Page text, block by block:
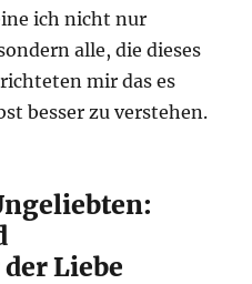
ich nicht nur
alle, die dieses
mir das es
besser zu verstehen.
Liebe